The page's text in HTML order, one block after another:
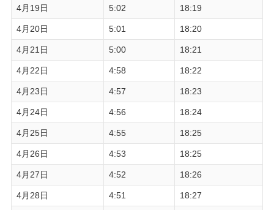
4月19日 5:02 18:19
4月20日 5:01 18:20
4月21日 5:00 18:21
4月22日 4:58 18:22
4月23日 4:57 18:23
4月24日 4:56 18:24
4月25日 4:55 18:25
4月26日 4:53 18:25
4月27日 4:52 18:26
4月28日 4:51 18:27